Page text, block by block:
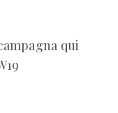
qui